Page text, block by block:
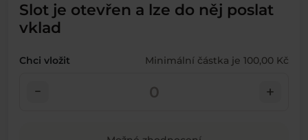
Slot je otevřen a lze do něj poslat
vklad
Chci vložit Minimální částka je 100,00 Kč
check_indeterminate_small add